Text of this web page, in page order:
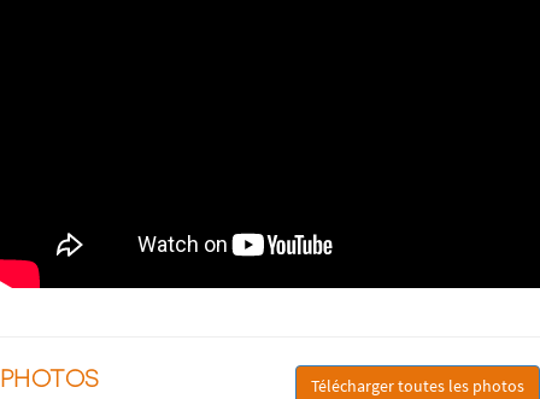
PHOTOS Télécharger toutes les photos